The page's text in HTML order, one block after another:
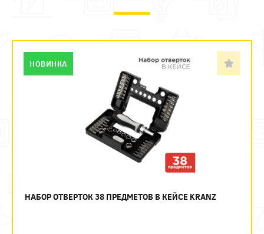
НАБОР ОТВЕРТОК 38 ПРЕДМЕТОВ В КЕЙСЕ KRANZ
НОВИНКА